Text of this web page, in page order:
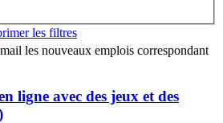
les filtres
les nouveaux emplois correspondant
ligne avec des jeux et des